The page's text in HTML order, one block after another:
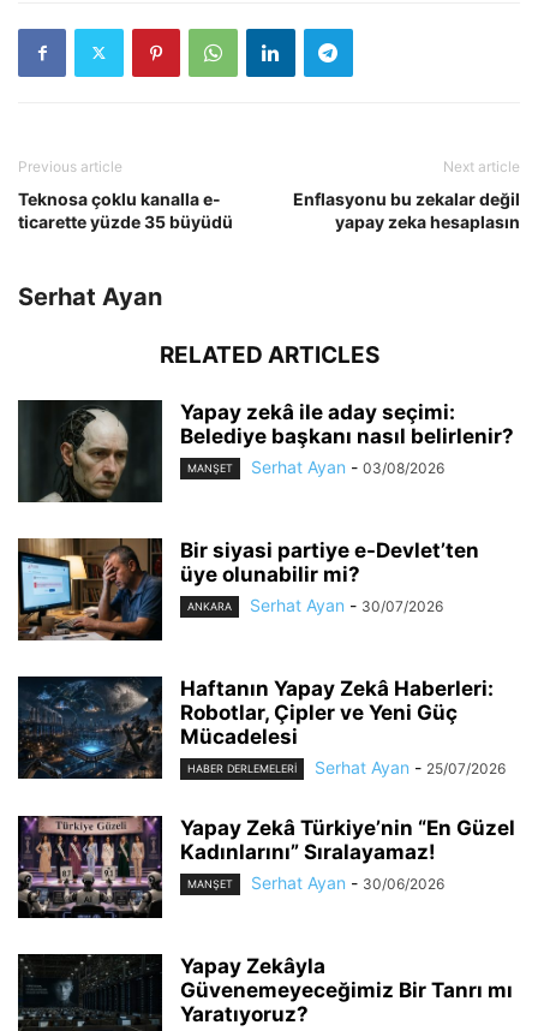
Previous article
Teknosa çoklu kanalla e-
ticarette yüzde 35 büyüdü
Next article
Enflasyonu bu zekalar değil
yapay zeka hesaplasın
Serhat Ayan
RELATED ARTICLES
Yapay zekâ ile aday seçimi:
Belediye başkanı nasıl belirlenir?
MANŞET Serhat Ayan - 03/08/2026
Bir siyasi partiye e-Devlet’ten
üye olunabilir mi?
ANKARA Serhat Ayan - 30/07/2026
Haftanın Yapay Zekâ Haberleri:
Robotlar, Çipler ve Yeni Güç
Mücadelesi
HABER DERLEMELERI Serhat Ayan - 25/07/2026
Yapay Zekâ Türkiye’nin “En Güzel
Kadınlarını” Sıralayamaz!
MANŞET Serhat Ayan - 30/06/2026
Yapay Zekâyla
Güvenemeyeceğimiz Bir Tanrı mı
Yaratıyoruz?